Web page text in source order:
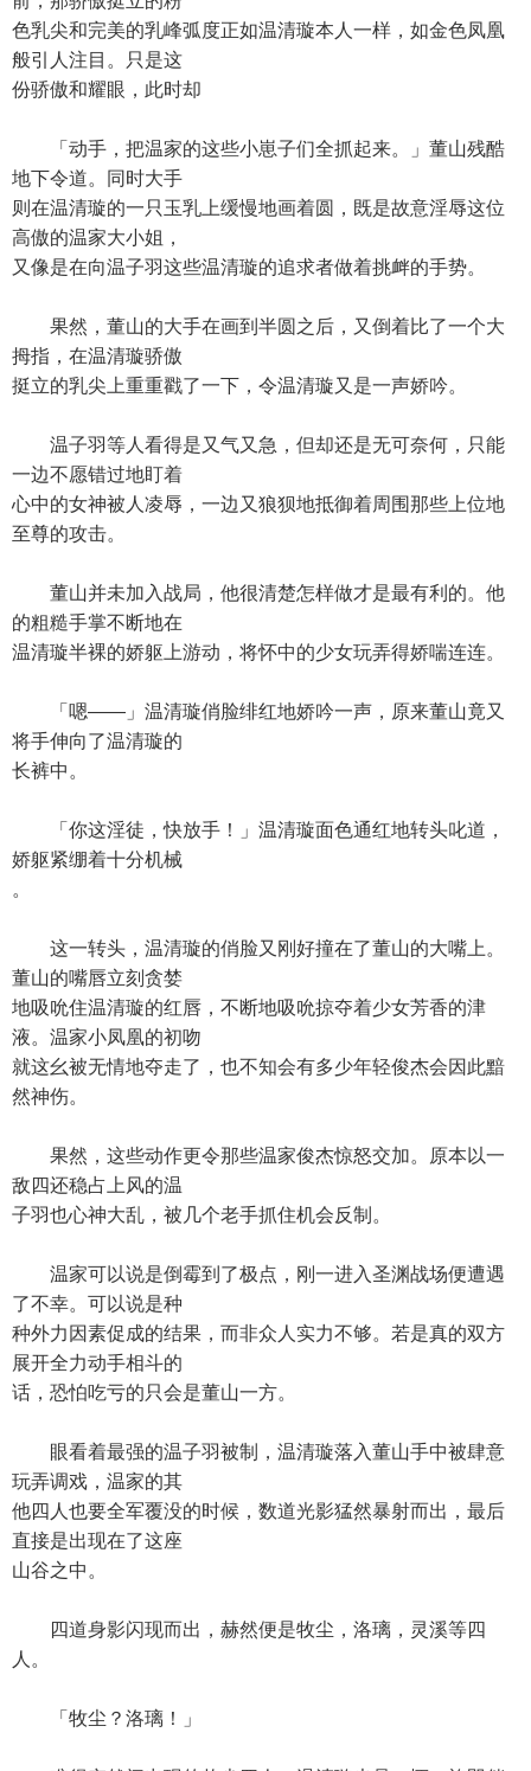
色乳尖和完美的乳峰弧度正如温清璇本人一样，如金色凤凰
般引人注目。只是这
份骄傲和耀眼，此时却
「动手，把温家的这些小崽子们全抓起来。」董山残酷
地下令道。同时大手
则在温清璇的一只玉乳上缓慢地画着圆，既是故意淫辱这位
高傲的温家大小姐，
又像是在向温子羽这些温清璇的追求者做着挑衅的手势。
果然，董山的大手在画到半圆之后，又倒着比了一个大
拇指，在温清璇骄傲
挺立的乳尖上重重戳了一下，令温清璇又是一声娇吟。
温子羽等人看得是又气又急，但却还是无可奈何，只能
一边不愿错过地盯着
心中的女神被人凌辱，一边又狼狈地抵御着周围那些上位地
至尊的攻击。
董山并未加入战局，他很清楚怎样做才是最有利的。他
的粗糙手掌不断地在
温清璇半裸的娇躯上游动，将怀中的少女玩弄得娇喘连连。
「嗯——」温清璇俏脸绯红地娇吟一声，原来董山竟又
将手伸向了温清璇的
长裤中。
「你这淫徒，快放手！」温清璇面色通红地转头叱道，
娇躯紧绷着十分机械
。
这一转头，温清璇的俏脸又刚好撞在了董山的大嘴上。
董山的嘴唇立刻贪婪
地吸吮住温清璇的红唇，不断地吸吮掠夺着少女芳香的津
液。温家小凤凰的初吻
就这幺被无情地夺走了，也不知会有多少年轻俊杰会因此黯
然神伤。
果然，这些动作更令那些温家俊杰惊怒交加。原本以一
敌四还稳占上风的温
子羽也心神大乱，被几个老手抓住机会反制。
温家可以说是倒霉到了极点，刚一进入圣渊战场便遭遇
了不幸。可以说是种
种外力因素促成的结果，而非众人实力不够。若是真的双方
展开全力动手相斗的
话，恐怕吃亏的只会是董山一方。
眼看着最强的温子羽被制，温清璇落入董山手中被肆意
玩弄调戏，温家的其
他四人也要全军覆没的时候，数道光影猛然暴射而出，最后
直接是出现在了这座
山谷之中。
四道身影闪现而出，赫然便是牧尘，洛璃，灵溪等四
人。
「牧尘？洛璃！」